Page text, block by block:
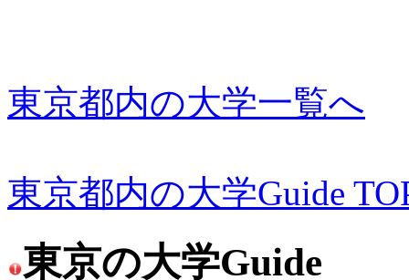
東京都内の大学一覧へ
東京都内の大学Guide
東京の大学Guide